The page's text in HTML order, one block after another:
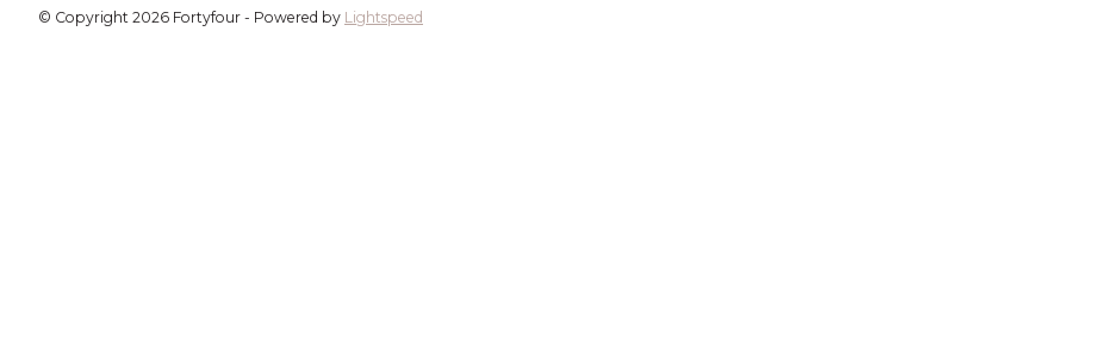
© Copyright 2026 Fortyfour - Powered by Lightspeed